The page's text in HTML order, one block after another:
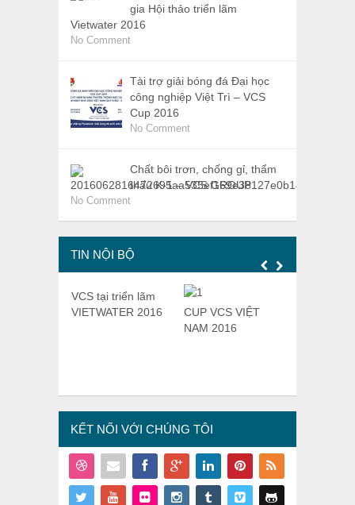
gia Hội thảo triển lãm
Vietwater 2016
No Comment
Tài trợ giải bóng đá Đại học
công nghiệp Việt Trì – VCS
Cup 2016
No Comment
Chất bôi trơn, chống gỉ, thẩm
thấu K-1 – VCS GROUP
No Comment
TIN NỘI BỘ
VCS tại triển lãm
VIETWATER 2016
CUP VCS VIỆT
NAM 2016
KẾT NỐI VỚI CHÚNG TÔI